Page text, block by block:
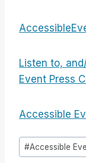
Listen to,
Event Press
Accessible
Tag
articolo:
#Accessible